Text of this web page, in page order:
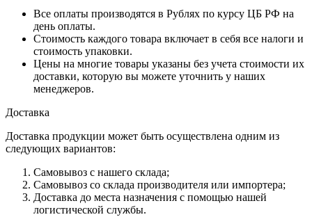
Все оплаты производятся в Рублях по курсу ЦБ РФ на
день оплаты.
Стоимость каждого товара включает в себя все налоги и
стоимость упаковки.
Цены на многие товары указаны без учета стоимости их
доставки, которую вы можете уточнить у наших
менеджеров.
Доставка
Доставка продукции может быть осуществлена одним из
следующих вариантов:
Самовывоз с нашего склада;
Самовывоз со склада производителя или импортера;
Доставка до места назначения с помощью нашей
логистической службы.